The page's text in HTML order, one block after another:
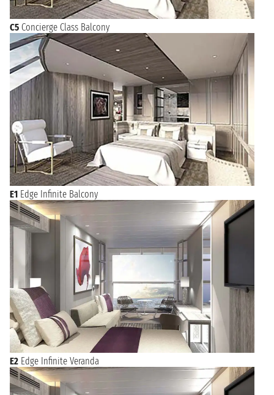
C5 Concierge Class Balcony
E1 Edge Infinite Balcony
E2 Edge Infinite Veranda